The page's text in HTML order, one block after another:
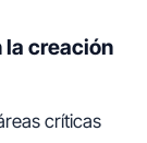
la creación
críticas